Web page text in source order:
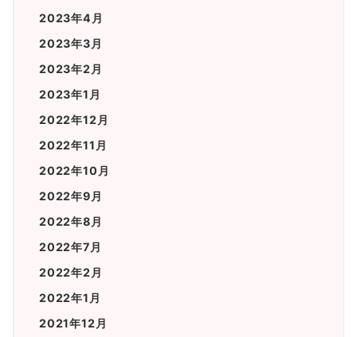
2023年4月
2023年3月
2023年2月
2023年1月
2022年12月
2022年11月
2022年10月
2022年9月
2022年8月
2022年7月
2022年2月
2022年1月
2021年12月